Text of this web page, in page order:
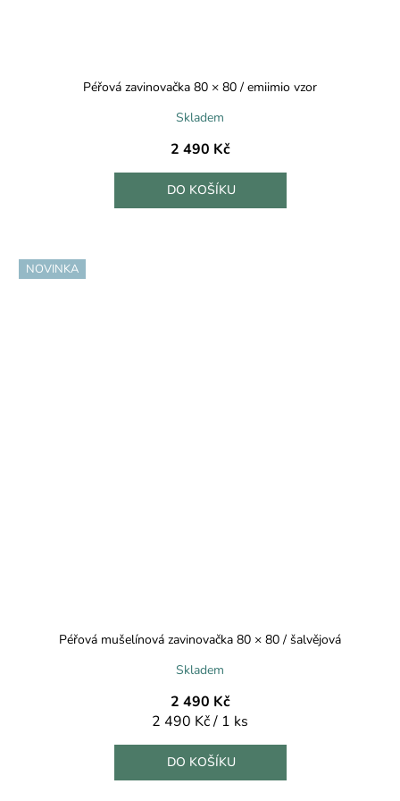
Péřová zavinovačka 80 × 80 / emiimio vzor
Skladem
2 490 Kč
DO KOŠÍKU
NOVINKA
Péřová mušelínová zavinovačka 80 × 80 / šalvějová
Skladem
2 490 Kč
Měrná
cena:
2 490 Kč / 1 ks
DO KOŠÍKU